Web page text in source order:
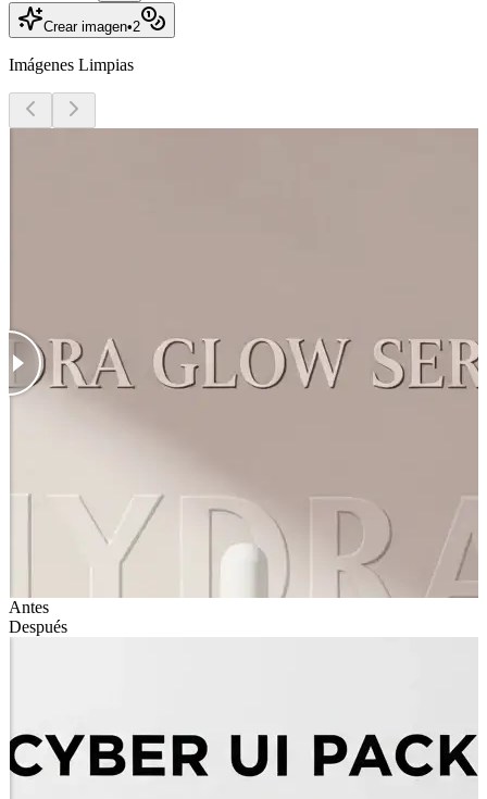
Crear imagen•2
Imágenes Limpias
Antes
Después